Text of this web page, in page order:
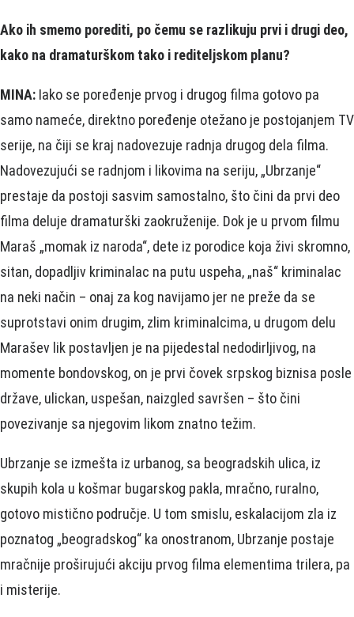
Ako ih smemo porediti, po čemu se razlikuju prvi i drugi deo,
kako na dramaturškom tako i rediteljskom planu?
MINA: Iako se poređenje prvog i drugog filma gotovo pa
samo nameće, direktno poređenje otežano je postojanjem TV
serije, na čiji se kraj nadovezuje radnja drugog dela filma.
Nadovezujući se radnjom i likovima na seriju, „Ubrzanje“
prestaje da postoji sasvim samostalno, što čini da prvi deo
filma deluje dramaturški zaokruženije. Dok je u prvom filmu
Maraš „momak iz naroda“, dete iz porodice koja živi skromno,
sitan, dopadljiv kriminalac na putu uspeha, „naš“ kriminalac
na neki način – onaj za kog navijamo jer ne preže da se
suprotstavi onim drugim, zlim kriminalcima, u drugom delu
Marašev lik postavljen je na pijedestal nedodirljivog, na
momente bondovskog, on je prvi čovek srpskog biznisa posle
države, ulickan, uspešan, naizgled savršen – što čini
povezivanje sa njegovim likom znatno težim.
Ubrzanje se izmešta iz urbanog, sa beogradskih ulica, iz
skupih kola u košmar bugarskog pakla, mračno, ruralno,
gotovo mistično područje. U tom smislu, eskalacijom zla iz
poznatog „beogradskog“ ka onostranom, Ubrzanje postaje
mračnije proširujući akciju prvog filma elementima trilera, pa
i misterije.